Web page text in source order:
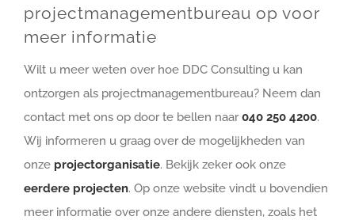
projectmanagementbureau op voor
meer informatie
Wilt u meer weten over hoe DDC Consulting u kan
ontzorgen als projectmanagementbureau? Neem dan
contact met ons op door te bellen naar040 250 4200.
Wij informeren u graag over de mogelijkheden van
onze projectorganisatie. Bekijk zeker ook onze
eerdere projecten. Op onze website vindt u bovendien
meer informatie over onze andere diensten, zoals het